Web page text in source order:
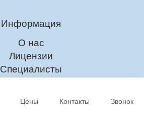
Информация
О нас
Лицензии
Специалисты
Наркомания
Цены Контакты Звонок